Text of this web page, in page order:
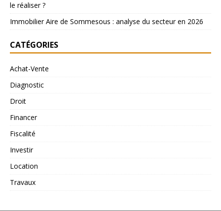
le réaliser ?
Immobilier Aire de Sommesous : analyse du secteur en 2026
CATÉGORIES
Achat-Vente
Diagnostic
Droit
Financer
Fiscalité
Investir
Location
Travaux